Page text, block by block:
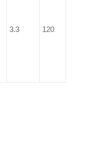
3.3 120